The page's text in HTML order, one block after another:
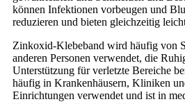
können Infektionen vorbeugen und
reduzieren und bieten gleichzeitig
Zinkoxid-Klebeband wird häufig von
anderen Personen verwendet, die
Unterstützung für verletzte Bereiche
häufig in Krankenhäusern, Kliniken
Einrichtungen verwendet und ist in